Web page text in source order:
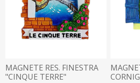
MAGNETE RES. FINESTRA
"CINQUE TERRE"